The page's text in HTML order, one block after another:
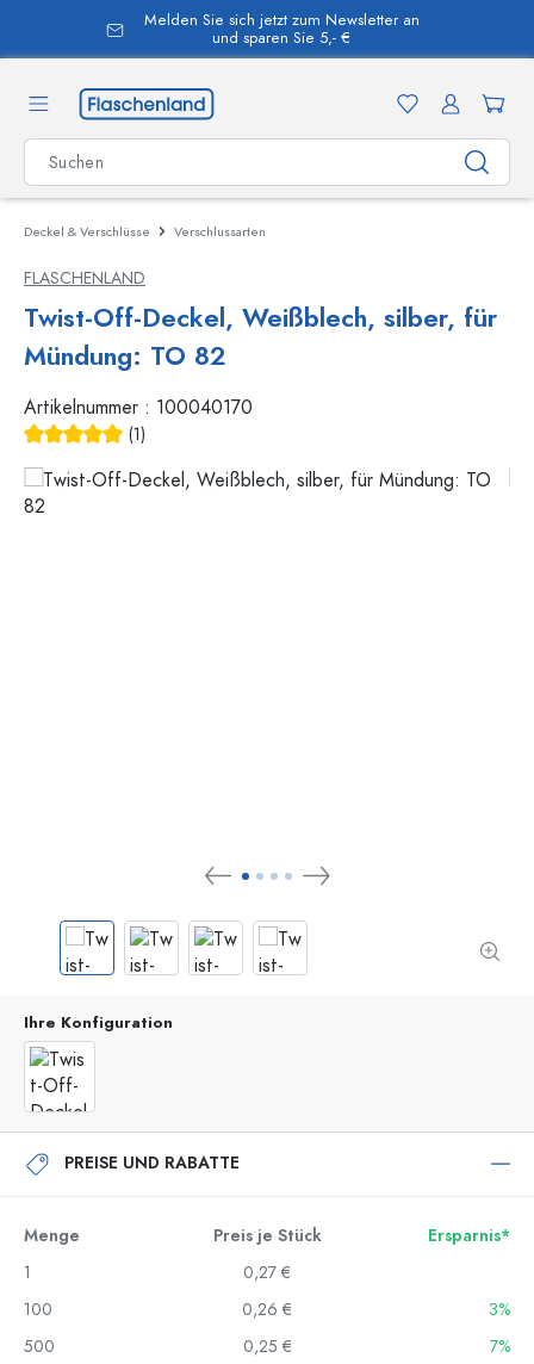
springen
Melden Sie sich jetzt zum Newsletter an
und sparen Sie 5,- €
Deckel & Verschlüsse Verschlussarten
FLASCHENLAND
Twist-Off-Deckel, Weißblech, silber, für
Mündung: TO 82
Artikelnummer : 100040170
(1)
Ihre Konfiguration
PREISE UND RABATTE
Menge Preis je Stück
Ersparnis*
1
0,27 €
100
0,26 €
3%
500
0,25 €
7%